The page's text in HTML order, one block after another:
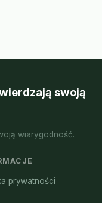
swoją
wiarygodność.
prywatności